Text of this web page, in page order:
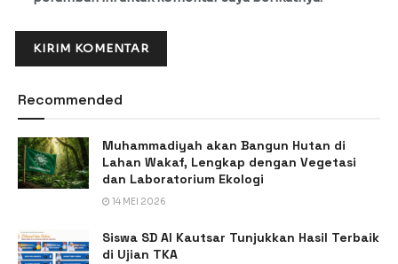
Recommended
Muhammadiyah akan Bangun Hutan di
Lahan Wakaf, Lengkap dengan Vegetasi
dan Laboratorium Ekologi
14 MEI 2026
Siswa SD Al Kautsar Tunjukkan Hasil Terbaik
di Ujian TKA